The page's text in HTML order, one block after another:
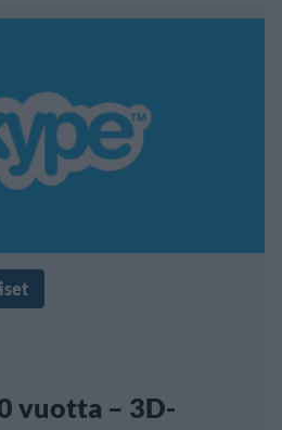
vuotta – 3D-